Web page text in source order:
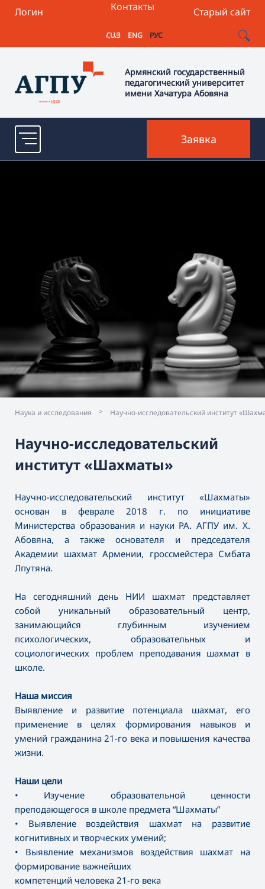
Логин Старый сайт
Контакты
ՀԱՅ ENG РУС
Армянский государственный
педагогический университет
имени Хачатура Абовяна
Заявка
Наука и исследования > Научно-исследовательский институт
Научно-исследовательский
институт «Шахматы»
Научно-исследовательский институт «Шахматы»
основан в феврале 2018 г. по инициативе
Министерства образования и науки РА. АГПУ им. Х.
Абовяна, а также основателя и председателя
Академии шахмат Армении, гроссмейстера Смбата
Лпутяна.
На сегодняшний день НИИ шахмат представляет
собой уникальный образовательный центр,
занимающийся глубинным изучением
психологических, образовательных и
социологических проблем преподавания шахмат в
школе.
Наша миссия
Выявление и развитие потенциала шахмат, его
применение в целях формирования навыков и
умений гражданина 21-го века и повышения качества
жизни.
Наши цели
• Изучение образовательной ценности
преподающегося в школе предмета “Шахматы”
• Выявление воздействия шахмат на развитие
когнитивных и творческих умений;
• Выявление механизмов воздействия шахмат на
формирование важнейших
компетенций человека 21-го века